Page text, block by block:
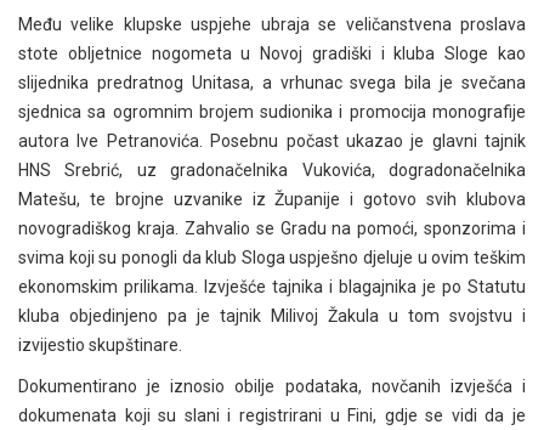
Među velike klupske uspjehe ubraja se veličanstvena proslava
stote obljetnice nogometa u Novoj gradiški i kluba Sloge kao
slijednika predratnog Unitasa, a vrhunac svega bila je svečana
sjednica sa ogromnim brojem sudionika i promocija monografije
autora Ive Petranovića. Posebnu počast ukazao je glavni tajnik
HNS Srebrić, uz gradonačelnika Vukovića, dogradonačelnika
Matešu, te brojne uzvanike iz Županije i gotovo svih klubova
novogradiškog kraja. Zahvalio se Gradu na pomoći, sponzorima i
svima koji su ponogli da klub Sloga uspješno djeluje u ovim teškim
ekonomskim prilikama. Izvješće tajnika i blagajnika je po Statutu
kluba objedinjeno pa je tajnik Milivoj Žakula u tom svojstvu i
izvijestio skupštinare.
Dokumentirano je iznosio obilje podataka, novčanih izvješća i
dokumenata koji su slani i registrirani u Fini, gdje se vidi da je